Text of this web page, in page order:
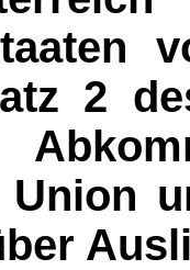
2
Union